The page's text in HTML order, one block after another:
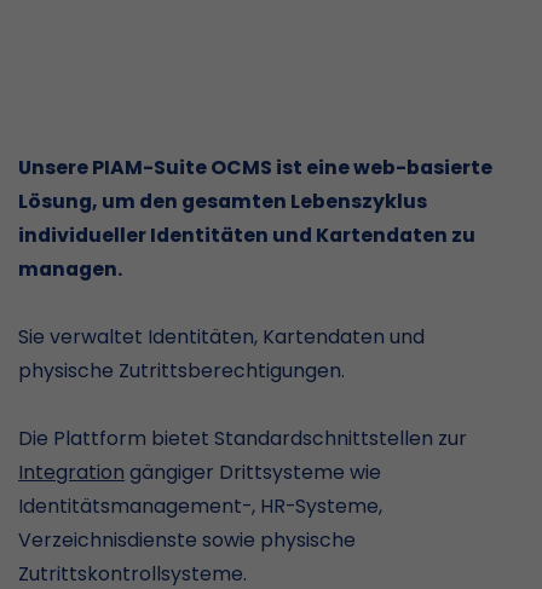
Unsere PIAM-Suite OCMS ist eine web-basierte
Lösung, um den gesamten Lebenszyklus
individueller Identitäten und Kartendaten zu
managen.
Sie verwaltet Identitäten, Kartendaten und
physische Zutrittsberechtigungen.
Die Plattform bietet Standardschnittstellen zur
Integration gängiger Drittsysteme wie
Identitätsmanagement-, HR-Systeme,
Verzeichnisdienste sowie physische
Zutrittskontrollsysteme.